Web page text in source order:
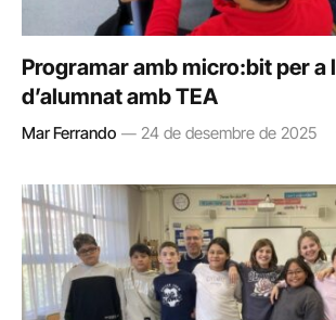
Programar amb micro:bit per a
d’alumnat amb TEA
Mar Ferrando 24 de desembre de 2025